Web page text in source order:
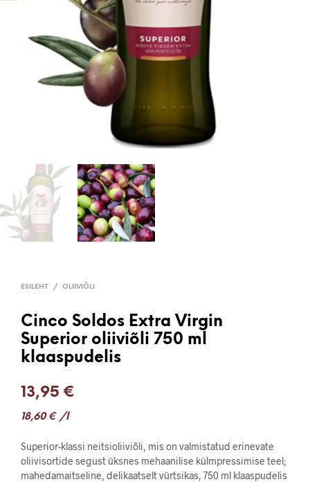
ESILEHT / OLIIVIÕLI
Cinco Soldos Extra Virgin
Superior oliiviõli 750 ml
klaaspudelis
13,95 €
18,60€ /l
Superior-klassi neitsioliiviõli, mis on valmistatud erinevate
oliivisortide segust üksnes mehaanilise külmpressimise teel;
mahedamaitseline, delikaatselt vürtsikas, 750 ml klaaspudelis